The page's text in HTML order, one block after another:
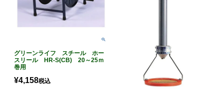
グリーンライフ スチール ホー
スリール HR-S(CB) 20～25ｍ
巻用
¥4,158税込